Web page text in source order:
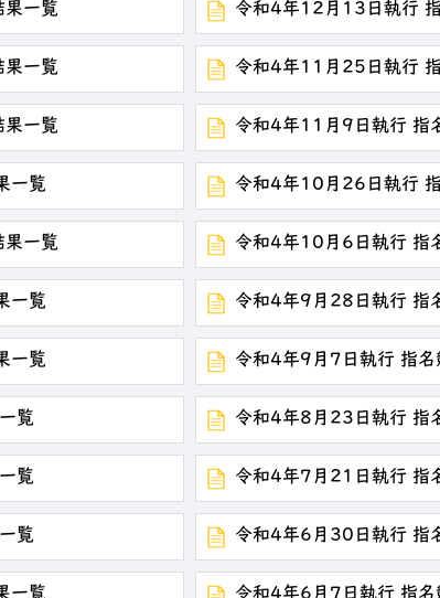
一覧 令和4年12月13日執行
一覧 令和4年11月25日執行
一覧 令和4年11月9日執行 指
一覧 令和4年10月26日執行
一覧 令和4年10月6日執行 指
一覧 令和4年9月28日執行 指
一覧 令和4年9月7日執行 指名
覧 令和4年8月23日執行 指
覧 令和4年7月21日執行 指
覧 令和4年6月30日執行 指